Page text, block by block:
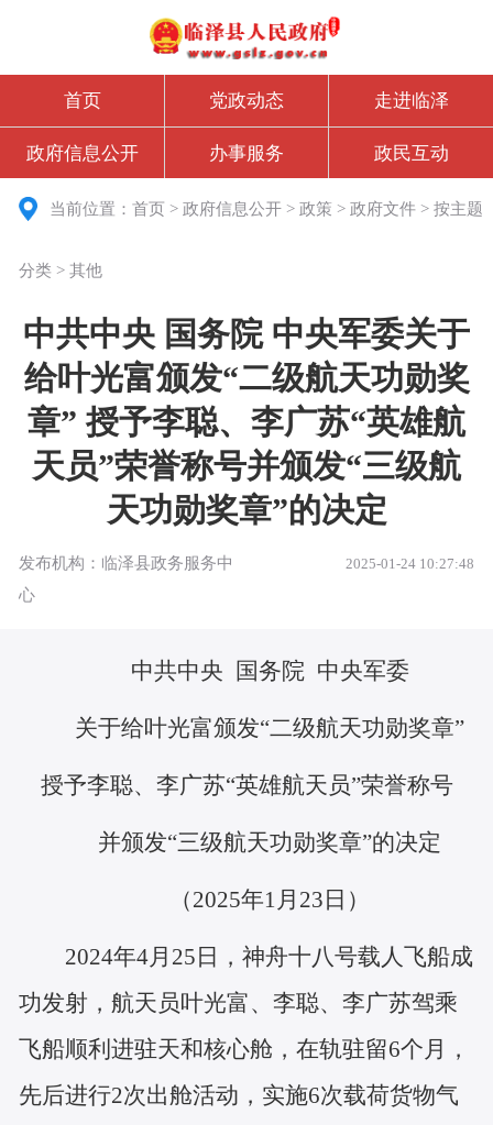
首页 党政动态 走进临泽
政府信息公开 办事服务 政民互动
当前位置：首页 >政府信息公开 >政策 >政府文件 >按主题
分类 >其他
中共中央 国务院 中央军委关于
给叶光富颁发“二级航天功勋奖
章” 授予李聪、李广苏“英雄航
天员”荣誉称号并颁发“三级航
天功勋奖章”的决定
发布机构：临泽县政务服务中
心
2025-01-24 10:27:48
中共中央 国务院 中央军委
关于给叶光富颁发“二级航天功勋奖章”
授予李聪、李广苏“英雄航天员”荣誉称号
并颁发“三级航天功勋奖章”的决定
（2025年1月23日）
2024年4月25日，神舟十八号载人飞船成
功发射，航天员叶光富、李聪、李广苏驾乘
飞船顺利进驻天和核心舱，在轨驻留6个月，
先后进行2次出舱活动，实施6次载荷货物气